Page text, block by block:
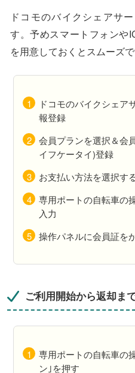
ドコモのバイクシェアサ
す。予めスマートフォンや
を用意しておくとスムーズで
ドコモのバイクシェア
報登録
会員プランを選択＆会
イフケータイ)登録
お支払い方法を選択す
専用ポートの自転車の
入力
操作パネルに会員証を
ご利用開始から返却ま
専用ポートの自転車の
ン｣を押す